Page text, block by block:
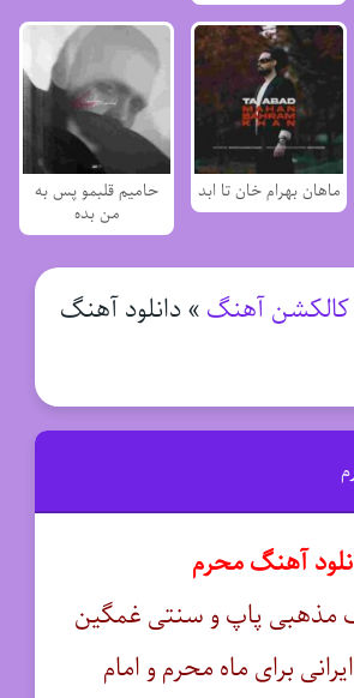
ماهان بهرام خان تا ابد
حامیم قلبمو پس به
من بده
کالکشن آهنگ »دانلود آهنگ
آهنگ محرم
مذهبی پاپ و سنتی غمگین
برای ماه محرم و امام